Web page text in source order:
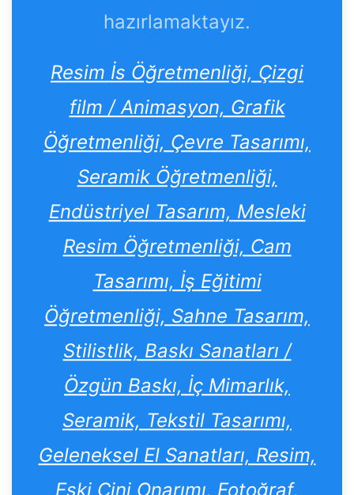
hazırlamaktayız.
Resim İs Öğretmenliği, Çizgi
film / Animasyon, Grafik
Öğretmenliği, Çevre Tasarımı,
Seramik Öğretmenliği,
Endüstriyel Tasarım, Mesleki
Resim Öğretmenliği, Cam
Tasarımı, İş Eğitimi
Öğretmenliği, Sahne Tasarım,
Stilistlik, Baskı Sanatları /
Özgün Baskı, İç Mimarlık,
Seramik, Tekstil Tasarımı,
Geleneksel El Sanatları, Resim,
Eski Çini Onarımı, Fotoğraf,